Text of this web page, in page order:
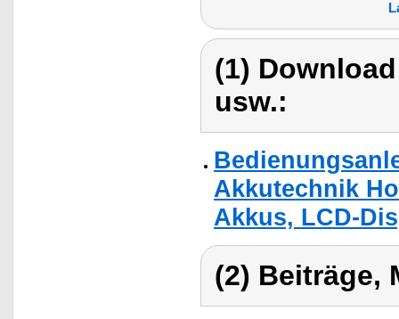
(1)
usw.:
Akkutechnik
Akkus, LCD-
(2) Beiträge,